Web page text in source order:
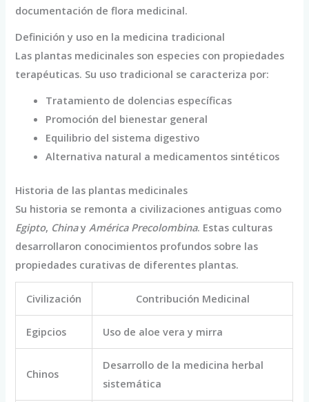
documentación de flora medicinal.
Definición y uso en la medicina tradicional
Las plantas medicinales son especies con propiedades
terapéuticas. Su uso tradicional se caracteriza por:
Tratamiento de dolencias específicas
Promoción del bienestar general
Equilibrio del sistema digestivo
Alternativa natural a medicamentos sintéticos
Historia de las plantas medicinales
Su historia se remonta a civilizaciones antiguas como
Egipto, Chinay América Precolombina. Estas culturas
desarrollaron conocimientos profundos sobre las
propiedades curativas de diferentes plantas.
Civilización Contribución Medicinal
Egipcios Uso de aloe vera y mirra
Chinos
Desarrollo de la medicina herbal
sistemática